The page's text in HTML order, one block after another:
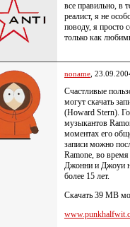
все правильно, в
реалист, я не
поводу, я просто
только как
noname ,
Счастливые
могут скачать
(Howard Stern).
музыкантов
моментах его
записи можно
Ramone, во время
Джонни и Джоуи
более 15 лет.
Скачать 39 MB